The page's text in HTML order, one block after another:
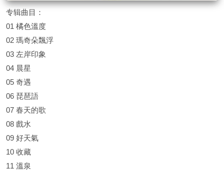
专辑曲目：
01 橘色溫度
02 瑪奇朵飄浮
03 左岸印象
04 晨星
05 奇遇
06 琵琶語
07 春天的歌
08 戲水
09 好天氣
10 收藏
11 溫泉